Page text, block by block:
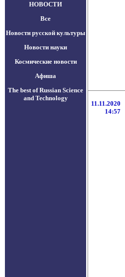
НОВОСТИ
Все
Новости русской культуры
Новости науки
Космические новости
Афиша
The best of Russian Science
and Technology
11.11.2020
14:57